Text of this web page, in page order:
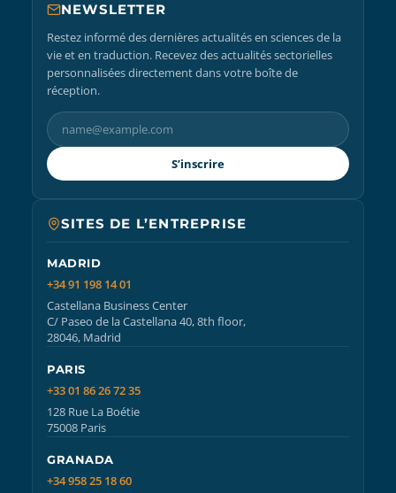
NEWSLETTER
Restez informé des dernières actualités en sciences de la
vie et en traduction. Recevez des actualités sectorielles
personnalisées directement dans votre boîte de
réception.
S’inscrire
SITES DE L’ENTREPRISE
MADRID
+34 91 198 14 01
Castellana Business Center
C/ Paseo de la Castellana 40, 8th floor,
28046, Madrid
PARIS
+33 01 86 26 72 35
128 Rue La Boétie
75008 Paris
GRANADA
+34 958 25 18 60